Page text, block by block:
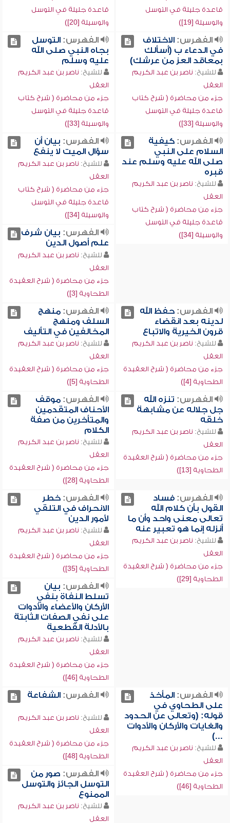
قاعدة جليلة في التوسل
والوسيلة [19])
قاعدة جليلة في التوسل
والوسيلة [20])
الفهرس:الاختلاف
في الدعاء ب (أسألك
بمعاقد العز من عرشك)
للشيخ: ناصر بن عبد الكريم
العقل
جزء من محاضرة ( شرح كتاب
قاعدة جليلة في التوسل
والوسيلة [33])
الفهرس:التوسل
بجاه النبي صلى الله
عليه وسلم
للشيخ: ناصر بن عبد الكريم
العقل
جزء من محاضرة ( شرح كتاب
قاعدة جليلة في التوسل
والوسيلة [33])
الفهرس:كيفية
السلام على النبي
صلى الله عليه وسلم عند
قبره
للشيخ: ناصر بن عبد الكريم
العقل
جزء من محاضرة ( شرح كتاب
قاعدة جليلة في التوسل
والوسيلة [34])
الفهرس: بيان أن
سؤال الميت لا ينفع
للشيخ: ناصر بن عبد الكريم
العقل
جزء من محاضرة ( شرح كتاب
قاعدة جليلة في التوسل
والوسيلة [34])
الفهرس: بيان شرف
علم أصول الدين
للشيخ: ناصر بن عبد الكريم
العقل
جزء من محاضرة ( شرح العقيدة
الطحاوية [3])
الفهرس:حفظ الله
لدينه بعد انقضاء
قرون الخيرية والاتباع
للشيخ: ناصر بن عبد الكريم
العقل
جزء من محاضرة ( شرح العقيدة
الطحاوية [4])
الفهرس:منهج
السلف ومنهج
المخالفين في التأليف
للشيخ: ناصر بن عبد الكريم
العقل
جزء من محاضرة ( شرح العقيدة
الطحاوية [5])
الفهرس: تنزه الله
جل جلاله عن مشابهة
خلقه
للشيخ: ناصر بن عبد الكريم
العقل
جزء من محاضرة ( شرح العقيدة
الطحاوية [13])
الفهرس:موقف
الأحناف المتقدمين
والمتأخرين من صفة
الكلام
للشيخ: ناصر بن عبد الكريم
العقل
جزء من محاضرة ( شرح العقيدة
الطحاوية [28])
الفهرس:فساد
القول بأن كلام الله
تعالى معنى واحد وأن ما
أنزله إنما هو تعبير عنه
للشيخ: ناصر بن عبد الكريم
العقل
جزء من محاضرة ( شرح العقيدة
الطحاوية [29])
الفهرس:خطر
الانحراف في التلقي
لأمور الدين
للشيخ: ناصر بن عبد الكريم
العقل
جزء من محاضرة ( شرح العقيدة
الطحاوية [35])
الفهرس: بيان
تسلط النفاة بنفي
الأركان والأعضاء والأدوات
على نفي الصفات الثابتة
بالأدلة القطعية
للشيخ: ناصر بن عبد الكريم
العقل
جزء من محاضرة ( شرح العقيدة
الطحاوية [46])
الفهرس:المأخذ
على الطحاوي في
قوله: (وتعالى عن الحدود
والغايات والأركان والأدوات
...)
للشيخ: ناصر بن عبد الكريم
العقل
جزء من محاضرة ( شرح العقيدة
الطحاوية [46])
الفهرس:الشفاعة
للشيخ: ناصر بن عبد الكريم
العقل
جزء من محاضرة ( شرح العقيدة
الطحاوية [48])
الفهرس: صور من
التوسل الجائز والتوسل
الممنوع
للشيخ: ناصر بن عبد الكريم
العقل